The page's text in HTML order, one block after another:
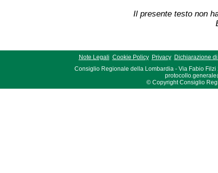
Il presente testo non
Note Legali Cookie Policy Privacy Dichiarazione
Consiglio Regionale della Lombardia - Via Fabio Filzi
© Copyright Consiglio